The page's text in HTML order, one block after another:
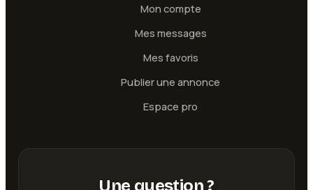
Mon compte
Mes messages
Mes favoris
Publier une annonce
Espace pro